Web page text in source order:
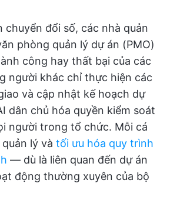
chuyển đổi số, các nhà quản
phòng quản lý dự án (PMO)
công hay thất bại của các
người khác chỉ thực hiện các
và cập nhật kế hoạch dự
dân chủ hóa quyền kiểm soát
người trong tổ chức. Mỗi cá
lý và tối ưu hóa quy trình
— dù là liên quan đến dự án
động thường xuyên của bộ